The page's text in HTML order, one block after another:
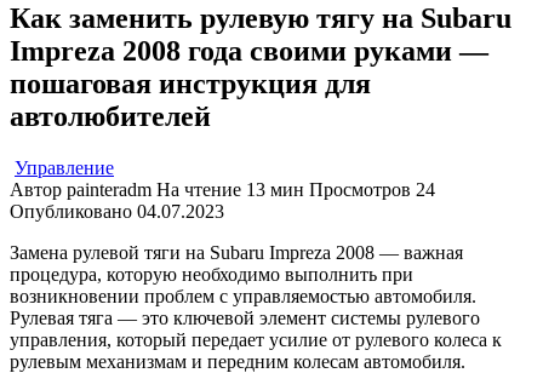
Как заменить рулевую тягу на Subaru
Impreza 2008 года своими руками —
пошаговая инструкция для
автолюбителей
Управление
Автор painteradm На чтение 13 мин Просмотров 24
Опубликовано 04.07.2023
Замена рулевой тяги на Subaru Impreza 2008 — важная
процедура, которую необходимо выполнить при
возникновении проблем с управляемостью автомобиля.
Рулевая тяга — это ключевой элемент системы рулевого
управления, который передает усилие от рулевого колеса к
рулевым механизмам и передним колесам автомобиля.